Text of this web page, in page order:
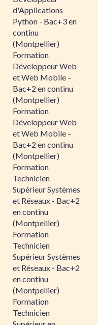
d'Applications
Python - Bac+3 en
continu
(Montpellier)
Formation
Développeur Web
et Web Mobile –
Bac+2 en continu
(Montpellier)
Formation
Développeur Web
et Web Mobile –
Bac+2 en continu
(Montpellier)
Formation
Technicien
Supérieur Systèmes
et Réseaux - Bac+2
en continu
(Montpellier)
Formation
Technicien
Supérieur Systèmes
et Réseaux - Bac+2
en continu
(Montpellier)
Formation
Technicien